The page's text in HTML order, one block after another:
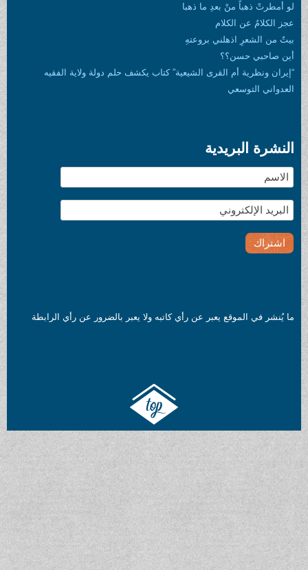
لو أمطرتْ ذهباً منْ بعدِ ما ذهبا
عجز الكلامُ عن الكلام
بيتٌ من الشعرِ اذهلني بروعتهِ
أين صاحبي حسن؟؟
“إيران ونظرية أم القرى الشيعية” كتاب يكشف حلم دولة ولاية الفقيه
العدواني التوسعي
النشرة البريدية
ما يُنشر في الموقع يعبر عن رأي كاتبه ولا يعبر بالضرور عن رأي الرابطة